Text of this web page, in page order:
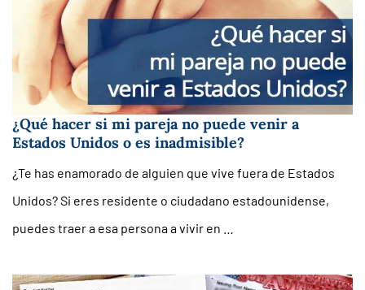
¿Qué hacer si mi pareja no puede venir a
Estados Unidos o es inadmisible?
¿Te has enamorado de alguien que vive fuera de Estados
Unidos? Si eres residente o ciudadano estadounidense,
puedes traer a esa persona a vivir en …